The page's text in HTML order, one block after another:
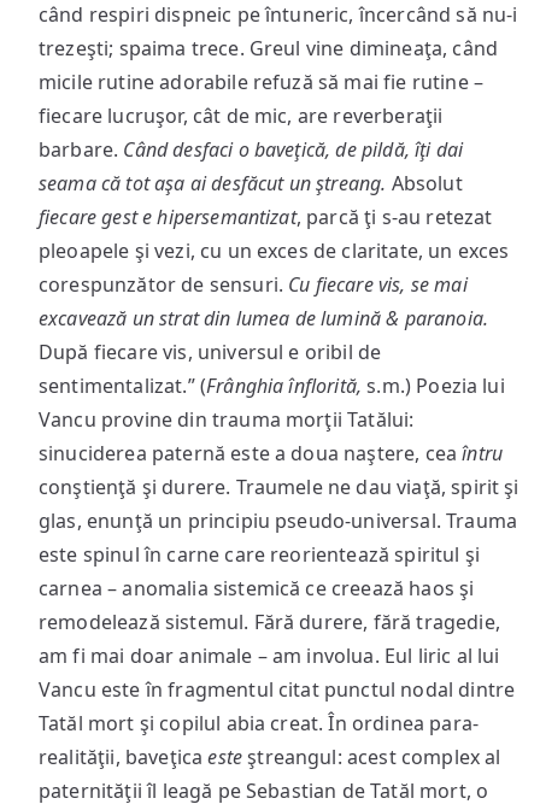
când respiri dispneic pe întuneric, încercând să nu-i
trezeşti; spaima trece. Greul vine dimineaţa, când
micile rutine adorabile refuză să mai fie rutine –
fiecare lucruşor, cât de mic, are reverberaţii
barbare. Când desfaci o baveţică, de pildă, îţi dai
seama că tot aşa ai desfăcut un ştreang. Absolut
fiecare gest e hipersemantizat, parcă ţi s-au retezat
pleoapele şi vezi, cu un exces de claritate, un exces
corespunzător de sensuri. Cu fiecare vis, se mai
excavează un strat din lumea de lumină & paranoia.
După fiecare vis, universul e oribil de
sentimentalizat.” (Frânghia înflorită, s.m.) Poezia lui
Vancu provine din trauma morţii Tatălui:
sinuciderea paternă este a doua naştere, ceaîntru
conştienţă şi durere. Traumele ne dau viaţă, spirit şi
glas, enunţă un principiu pseudo-universal. Trauma
este spinul în carne care reorientează spiritul şi
carnea – anomalia sistemică ce creează haos şi
remodelează sistemul. Fără durere, fără tragedie,
am fi mai doar animale – am involua. Eul liric al lui
Vancu este în fragmentul citat punctul nodal dintre
Tatăl mort şi copilul abia creat. În ordinea para-
realităţii, baveţicaesteştreangul: acest complex al
paternităţii îl leagă pe Sebastian de Tatăl mort, o